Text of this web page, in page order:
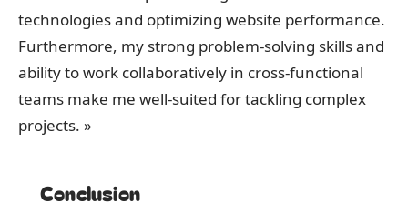
technologies and optimizing website performance.
Furthermore, my strong problem-solving skills and
ability to work collaboratively in cross-functional
teams make me well-suited for tackling complex
projects. »
Conclusion